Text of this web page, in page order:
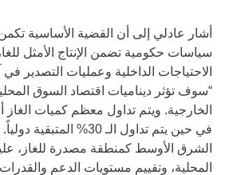
أشار عادلي إلى أن القضية الأساسية
سياسات حكومية تضمن الإنتاج الأمثل
الاحتياجات الداخلية وعمليات التصدير
“سوف تؤثر ديناميات اقتصاد السوق
في حين يتم تداول الـ 30%
الشرق الأوسط كمنطقة مصدرة للغاز،
المحلية، وتقييم مستويات الدعم